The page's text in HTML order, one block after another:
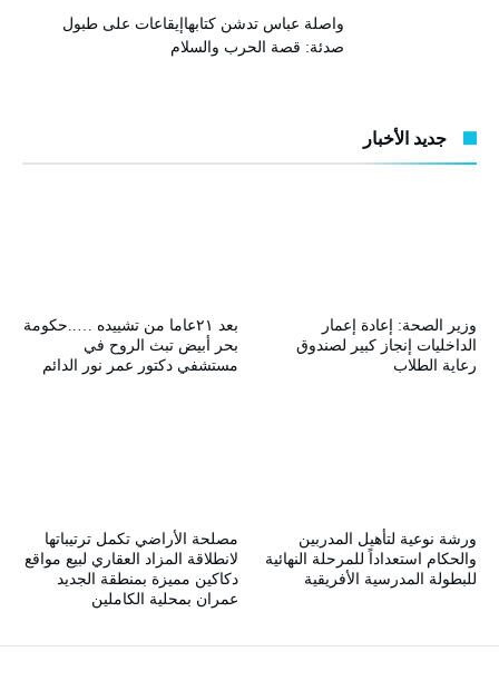
واصلة عباس تدشن كتابهاإيقاعات على طبول
صدئة: قصة الحرب والسلام
جديد الأخبار
بعد ٢١عاما من تشييده …..حكومة
بحر أبيض تبث الروح في
مستشفي دكتور عمر نور الدائم
وزير الصحة: إعادة إعمار
الداخليات إنجاز كبير لصندوق
رعاية الطلاب
مصلحة الأراضي تكمل ترتيباتها
لانطلاقة المزاد العقاري لبيع مواقع
دكاكين مميزة بمنطقة الجديد
عمران بمحلية الكاملين
ورشة نوعية لتأهيل المدربين
والحكام استعداداً للمرحلة النهائية
للبطولة المدرسية الأفريقية